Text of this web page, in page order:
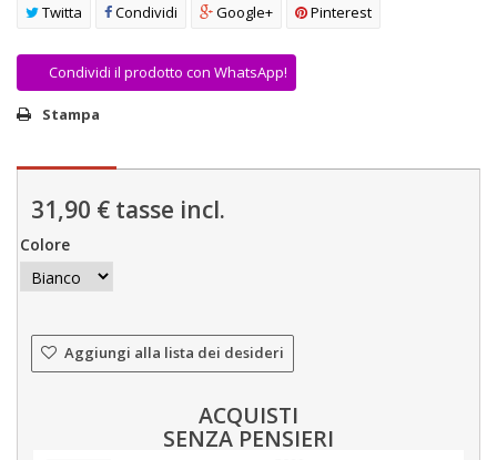
Twitta Condividi Google+ Pinterest
Condividi il prodotto con WhatsApp!
Stampa
31,90 € tasse incl.
Colore
Aggiungi alla lista dei desideri
ACQUISTI
SENZA PENSIERI